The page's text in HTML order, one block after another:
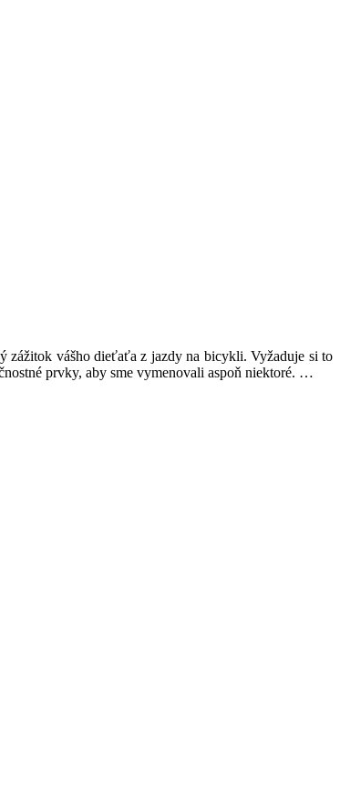
zážitok vášho dieťaťa z jazdy na bicykli. Vyžaduje si to
prvky, aby sme vymenovali aspoň niektoré. …